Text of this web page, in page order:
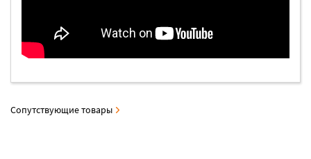
Сопутствующие товары